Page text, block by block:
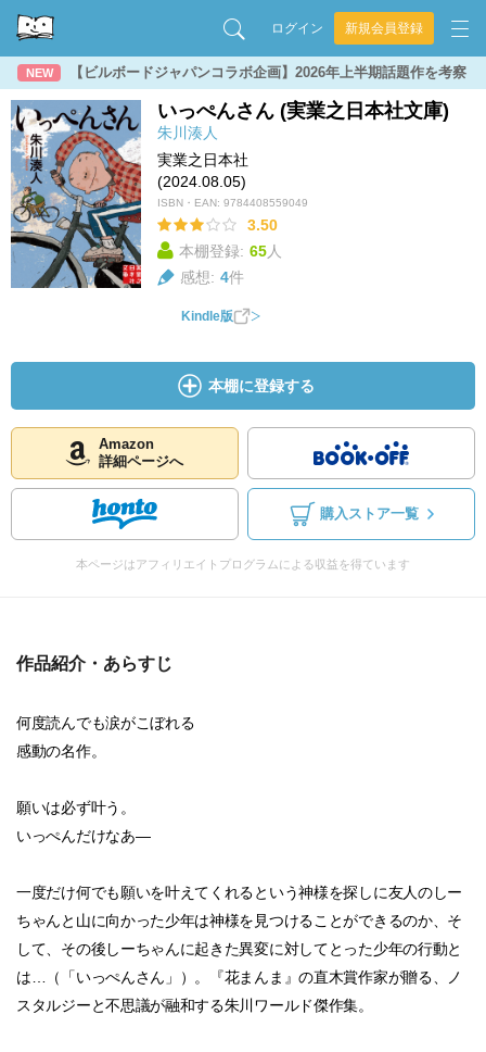
ログイン 新規会員登録
NEW 【ビルボードジャパンコラボ企画】2026年上半期話題作を考察
いっぺんさん (実業之日本社文庫)
朱川湊人
実業之日本社
(2024.08.05)
ISBN・EAN: 9784408559049
3.50
本棚登録: 65人
感想: 4件
Kindle版
本棚に登録する
Amazon
詳細ページへ
購入ストア一覧
本ページはアフィリエイトプログラムによる収益を得ています
作品紹介・あらすじ
何度読んでも涙がこぼれる
感動の名作。
願いは必ず叶う。
いっぺんだけなあ―
一度だけ何でも願いを叶えてくれるという神様を探しに友人のしー
ちゃんと山に向かった少年は神様を見つけることができるのか、そ
して、その後しーちゃんに起きた異変に対してとった少年の行動と
は…（「いっぺんさん」）。『花まんま』の直木賞作家が贈る、ノ
スタルジーと不思議が融和する朱川ワールド傑作集。